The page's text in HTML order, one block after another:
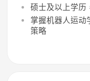
硕士及以上学历
掌握机器人运动
策略